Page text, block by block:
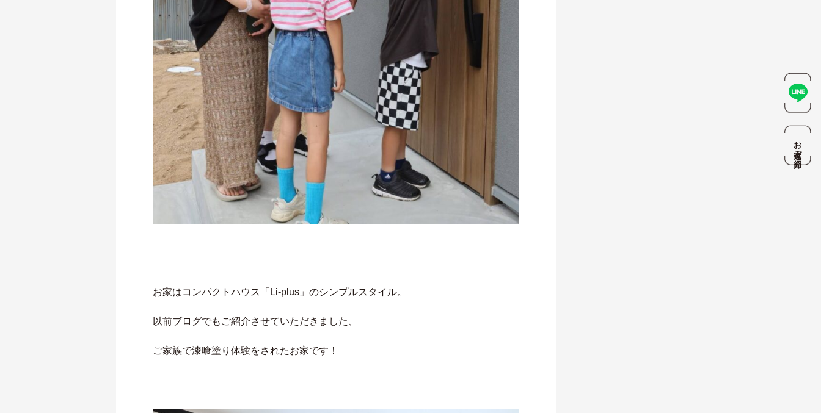
お友達ご紹介
お家はコンパクトハウス「Li-plus」のシンプルスタイル。
以前ブログでもご紹介させていただきました、
ご家族で漆喰塗り体験をされたお家です！